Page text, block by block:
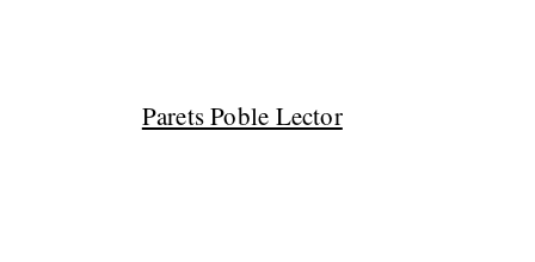
Parets Poble Lector